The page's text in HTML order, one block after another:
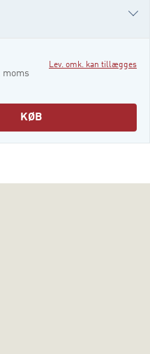
moms
Lev. omk. kan tillægges
KØB